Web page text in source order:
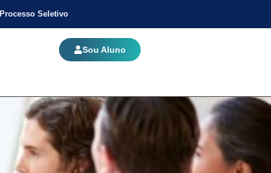
Processo Seletivo
Sou Aluno